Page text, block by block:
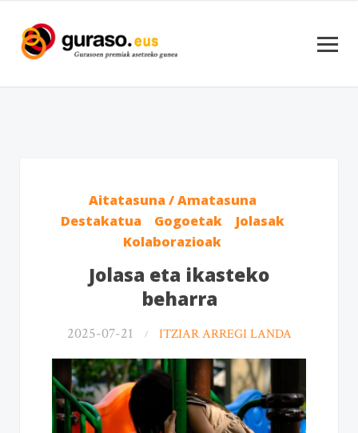
Aitatasuna / Amatasuna
Destakatua
Gogoetak
Jolasak
Kolaborazioak
Jolasa eta ikasteko
beharra
2025-07-21 ITZIAR ARREGI LANDA